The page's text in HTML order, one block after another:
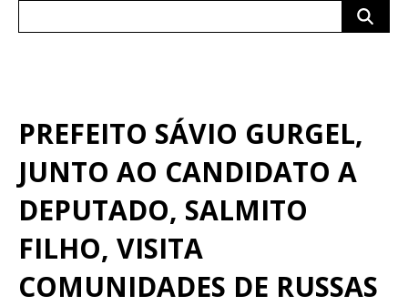
PREFEITO SÁVIO GURGEL,
JUNTO AO CANDIDATO A
DEPUTADO, SALMITO
FILHO, VISITA
COMUNIDADES DE RUSSAS